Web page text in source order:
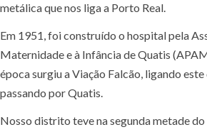
metálica que nos liga a Porto Real.
Em 1951, foi construído o hospital pela
Maternidade e à Infância de Quatis
época surgiu a Viação Falcão, ligando
passando por Quatis.
Nosso distrito teve na segunda metade